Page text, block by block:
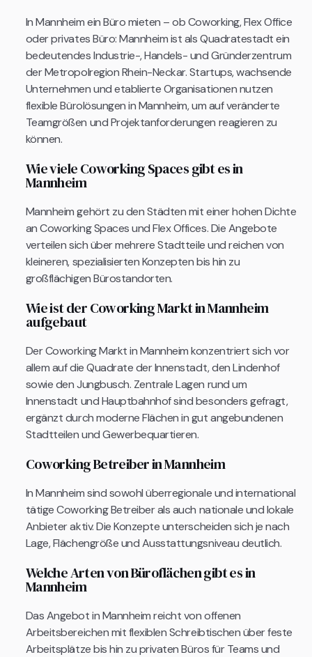
In Mannheim ein Büro mieten – ob Coworking, Flex Office
oder privates Büro: Mannheim ist als Quadratestadt ein
bedeutendes Industrie-, Handels- und Gründerzentrum
der Metropolregion Rhein-Neckar. Startups, wachsende
Unternehmen und etablierte Organisationen nutzen
flexible Bürolösungen in Mannheim, um auf veränderte
Teamgrößen und Projektanforderungen reagieren zu
können.
Wie viele Coworking Spaces gibt es in
Mannheim
Mannheim gehört zu den Städten mit einer hohen Dichte
an Coworking Spaces und Flex Offices. Die Angebote
verteilen sich über mehrere Stadtteile und reichen von
kleineren, spezialisierten Konzepten bis hin zu
großflächigen Bürostandorten.
Wie ist der Coworking Markt in Mannheim
aufgebaut
Der Coworking Markt in Mannheim konzentriert sich vor
allem auf die Quadrate der Innenstadt, den Lindenhof
sowie den Jungbusch. Zentrale Lagen rund um
Innenstadt und Hauptbahnhof sind besonders gefragt,
ergänzt durch moderne Flächen in gut angebundenen
Stadtteilen und Gewerbequartieren.
Coworking Betreiber in Mannheim
In Mannheim sind sowohl überregionale und international
tätige Coworking Betreiber als auch nationale und lokale
Anbieter aktiv. Die Konzepte unterscheiden sich je nach
Lage, Flächengröße und Ausstattungsniveau deutlich.
Welche Arten von Büroflächen gibt es in
Mannheim
Das Angebot in Mannheim reicht von offenen
Arbeitsbereichen mit flexiblen Schreibtischen über feste
Arbeitsplätze bis hin zu privaten Büros für Teams und